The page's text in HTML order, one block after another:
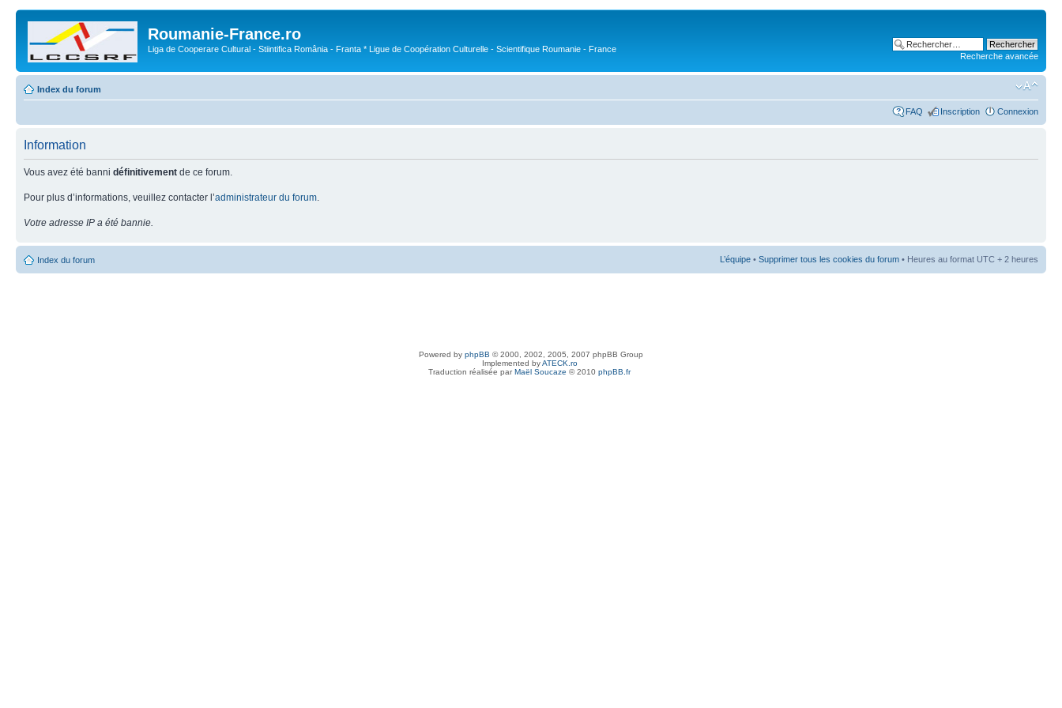
Roumanie-France.ro
Liga de Cooperare Cultural - Stiintifica România - Franta * Ligue de Coopération Culturelle - Scientifique Roumanie - France
Recherche avancée
Index du forum
FAQ Inscription Connexion
Information
Vous avez été banni définitivement de ce forum.
Pour plus d’informations, veuillez contacter l’administrateur du forum
Votre adresse IP a été bannie.
Index du forum L’équipe • Supprimer tous les cookies du forum • Heures au format UTC + 2 heures
Powered by phpBB © 2000, 2002, 2005, 2007 phpBB Group
Implemented byATECK.ro
Traduction réalisée parMaël Soucaze © 2010 phpBB.fr